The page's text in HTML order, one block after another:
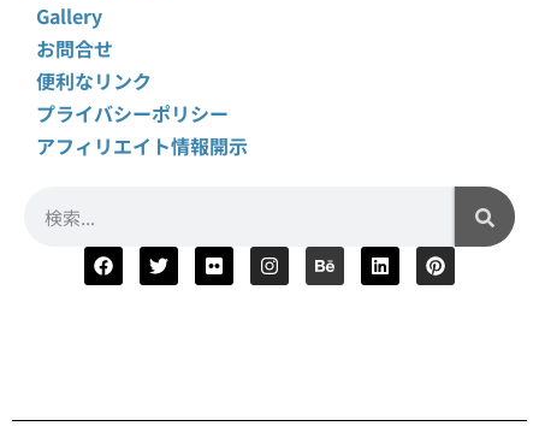
Gallery
お問合せ
便利なリンク
プライバシーポリシー
アフィリエイト情報開示